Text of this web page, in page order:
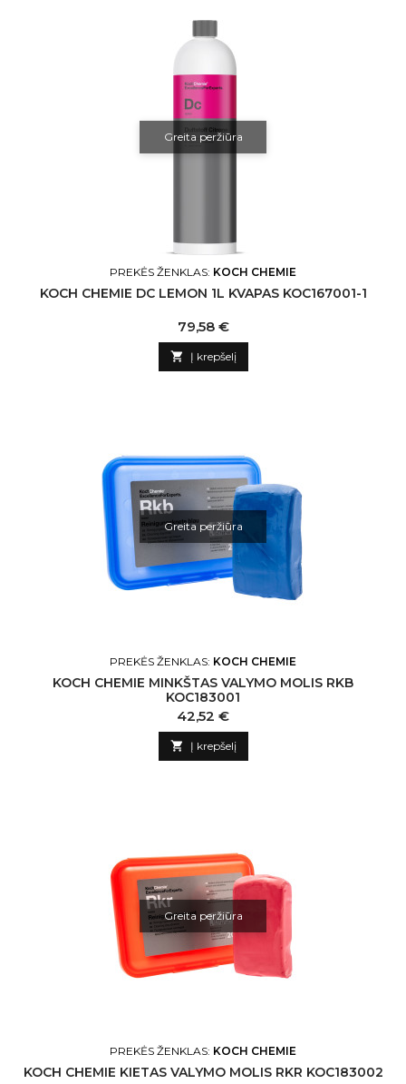
Greita peržiūra
PREKĖS ŽENKLAS: KOCH CHEMIE
KOCH CHEMIE DC LEMON 1L KVAPAS KOC167001-1
Kaina
79,58 €
 Į krepšelį
Greita peržiūra
PREKĖS ŽENKLAS: KOCH CHEMIE
KOCH CHEMIE MINKŠTAS VALYMO MOLIS RKB
KOC183001
Kaina
42,52 €
 Į krepšelį
Greita peržiūra
PREKĖS ŽENKLAS: KOCH CHEMIE
KOCH CHEMIE KIETAS VALYMO MOLIS RKR KOC183002